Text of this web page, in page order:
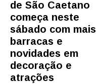
de São Caetano
começa neste
sábado com mais
barracas e
novidades em
decoração e
atrações